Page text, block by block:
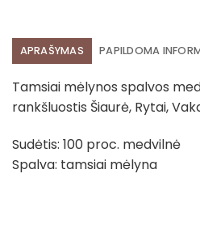
APRAŠYMAS PAPILDOMA
Tamsiai mėlynos spalvos
rankšluostis Šiaurė, Rytai,
Sudėtis: 100 proc. medvilnė
Spalva: tamsiai mėlyna